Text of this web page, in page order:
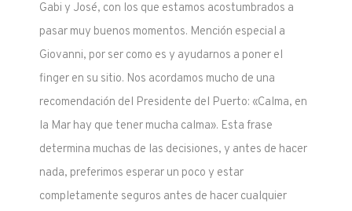
Gabi y José, con los que estamos acostumbrados a
pasar muy buenos momentos. Mención especial a
Giovanni, por ser como es y ayudarnos a poner el
finger en su sitio. Nos acordamos mucho de una
recomendación del Presidente del Puerto: «Calma, en
la Mar hay que tener mucha calma». Esta frase
determina muchas de las decisiones, y antes de hacer
nada, preferimos esperar un poco y estar
completamente seguros antes de hacer cualquier